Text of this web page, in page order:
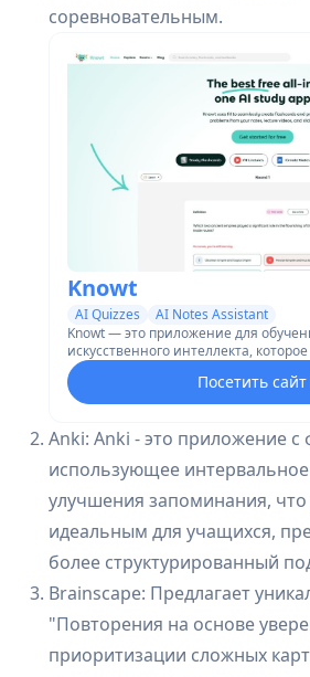
соревновательным.
Knowt
AI Quizzes
AI Notes Assistant
Knowt — это приложение для
искусственного интеллекта,
создавать флэш-карточки, делать
помощью бесплатных инструментов
как практические тесты и
Посетить сайт
Anki: Anki - это приложение
использующее
улучшения запоминания, что
идеальным для учащихся,
более структурированный
Brainscape: Предлагает
"Повторения на основе
приоритизации сложных